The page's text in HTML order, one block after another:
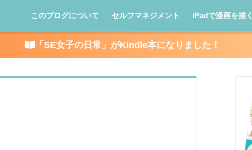
このブログについて セルフマネジメント iPadで漫画を描く
「SE女子の日常」がKindle本になりました！